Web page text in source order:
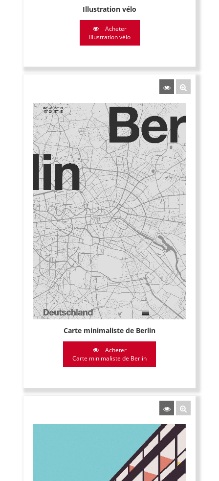
Illustration vélo
Acheter
Illustration vélo
Carte minimaliste de Berlin
Acheter
Carte minimaliste de Berlin